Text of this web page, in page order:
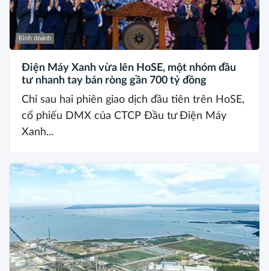
Kinh doanh
Điện Máy Xanh vừa lên HoSE, một nhóm đầu
tư nhanh tay bán ròng gần 700 tỷ đồng
Chỉ sau hai phiên giao dịch đầu tiên trên HoSE,
cổ phiếu DMX của CTCP Đầu tư Điện Máy
Xanh...